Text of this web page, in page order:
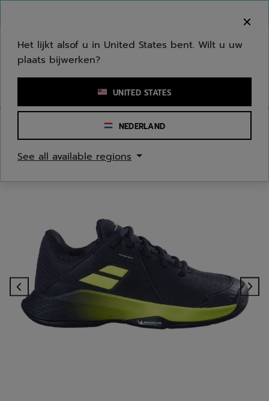
Een zoekwoord of een artikelnummer invoeren
Previous
Het lijkt alsof u in United States bent. Wilt u uw
plaats bijwerken?
UNITED STATES
NEDERLAND
See all available regions